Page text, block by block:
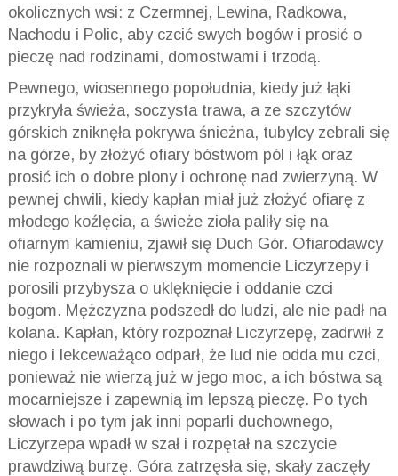
okolicznych wsi: z Czermnej, Lewina, Radkowa,
Nachodu i Polic, aby czcić swych bogów i prosić o
pieczę nad rodzinami, domostwami i trzodą.
Pewnego, wiosennego popołudnia, kiedy już łąki
przykryła świeża, soczysta trawa, a ze szczytów
górskich zniknęła pokrywa śnieżna, tubylcy zebrali się
na górze, by złożyć ofiary bóstwom pól i łąk oraz
prosić ich o dobre plony i ochronę nad zwierzyną. W
pewnej chwili, kiedy kapłan miał już złożyć ofiarę z
młodego koźlęcia, a świeże zioła paliły się na
ofiarnym kamieniu, zjawił się Duch Gór. Ofiarodawcy
nie rozpoznali w pierwszym momencie Liczyrzepy i
porosili przybysza o uklęknięcie i oddanie czci
bogom. Mężczyzna podszedł do ludzi, ale nie padł na
kolana. Kapłan, który rozpoznał Liczyrzepę, zadrwił z
niego i lekceważąco odparł, że lud nie odda mu czci,
ponieważ nie wierzą już w jego moc, a ich bóstwa są
mocarniejsze i zapewnią im lepszą pieczę. Po tych
słowach i po tym jak inni poparli duchownego,
Liczyrzepa wpadł w szał i rozpętał na szczycie
prawdziwą burzę. Góra zatrzęsła się, skały zaczęły